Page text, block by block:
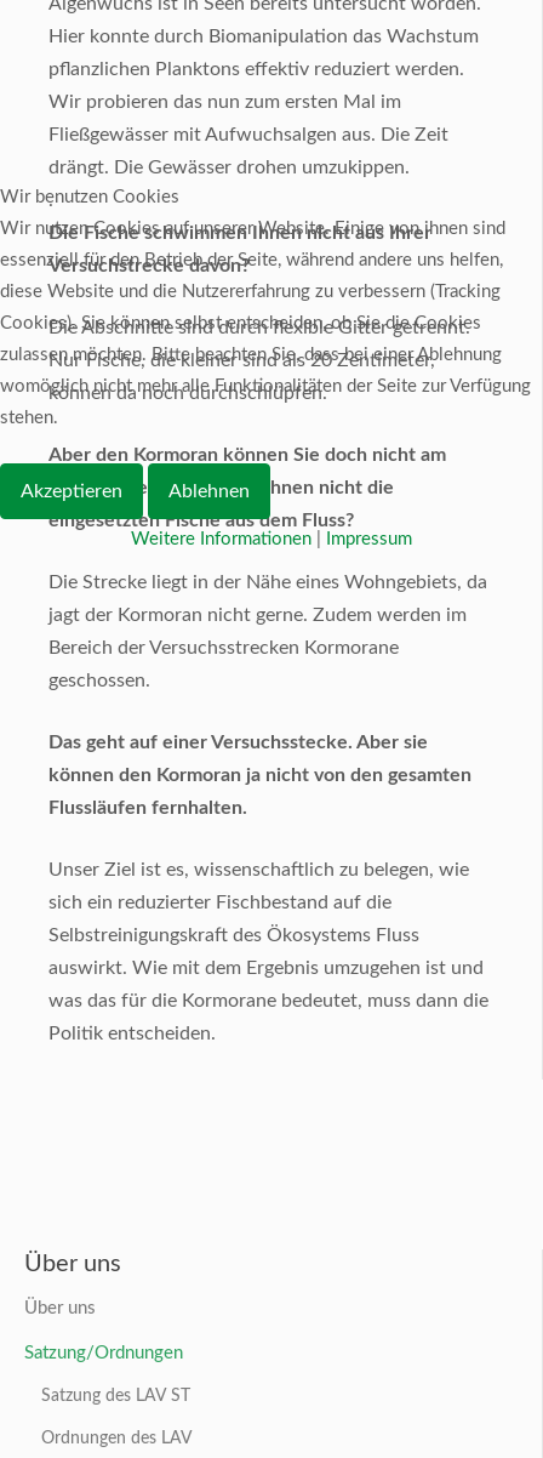
Über uns
Über uns
Satzung/Ordnungen
Satzung des LAV ST
Ordnungen des LAV
Algenwuchs ist in Seen bereits untersucht worden.
Hier konnte durch Biomanipulation das Wachstum
pflanzlichen Planktons effektiv reduziert werden.
Wir probieren das nun zum ersten Mal im
Fließgewässer mit Aufwuchsalgen aus. Die Zeit
drängt. Die Gewässer drohen umzukippen.
.
Die Fische schwimmen Ihnen nicht aus Ihrer
Versuchstrecke davon?
Die Abschnitte sind durch flexible Gitter getrennt.
Nur Fische, die kleiner sind als 20 Zentimeter,
können da noch durchschlüpfen.
Aber den Kormoran können Sie doch nicht am
jagen hindern. Holen die Ihnen nicht die
eingesetzten Fische aus dem Fluss?
Die Strecke liegt in der Nähe eines Wohngebiets, da
jagt der Kormoran nicht gerne. Zudem werden im
Bereich der Versuchsstrecken Kormorane
geschossen.
Das geht auf einer Versuchsstecke. Aber sie
können den Kormoran ja nicht von den gesamten
Flussläufen fernhalten.
Unser Ziel ist es, wissenschaftlich zu belegen, wie
sich ein reduzierter Fischbestand auf die
Selbstreinigungskraft des Ökosystems Fluss
auswirkt. Wie mit dem Ergebnis umzugehen ist und
was das für die Kormorane bedeutet, muss dann die
Politik entscheiden.
Wir benutzen Cookies
Wir nutzen Cookies auf unserer Website. Einige von ihnen sind
essenziell für den Betrieb der Seite, während andere uns helfen,
diese Website und die Nutzererfahrung zu verbessern (Tracking
Cookies). Sie können selbst entscheiden, ob Sie die Cookies
zulassen möchten. Bitte beachten Sie, dass bei einer Ablehnung
womöglich nicht mehr alle Funktionalitäten der Seite zur Verfügung
stehen.
Akzeptieren Ablehnen
Weitere Informationen Impressum